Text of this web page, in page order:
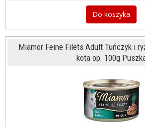
Do koszyka
Miamor Feine Filets Adult Tuńczyk i
kota op. 100g